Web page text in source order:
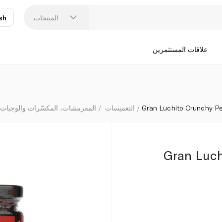
المنتجات
علاقات المستثمرين
المقرمشات، المكسّرات والوجبات التغميسات Gran Luchito Crunchy
Gran